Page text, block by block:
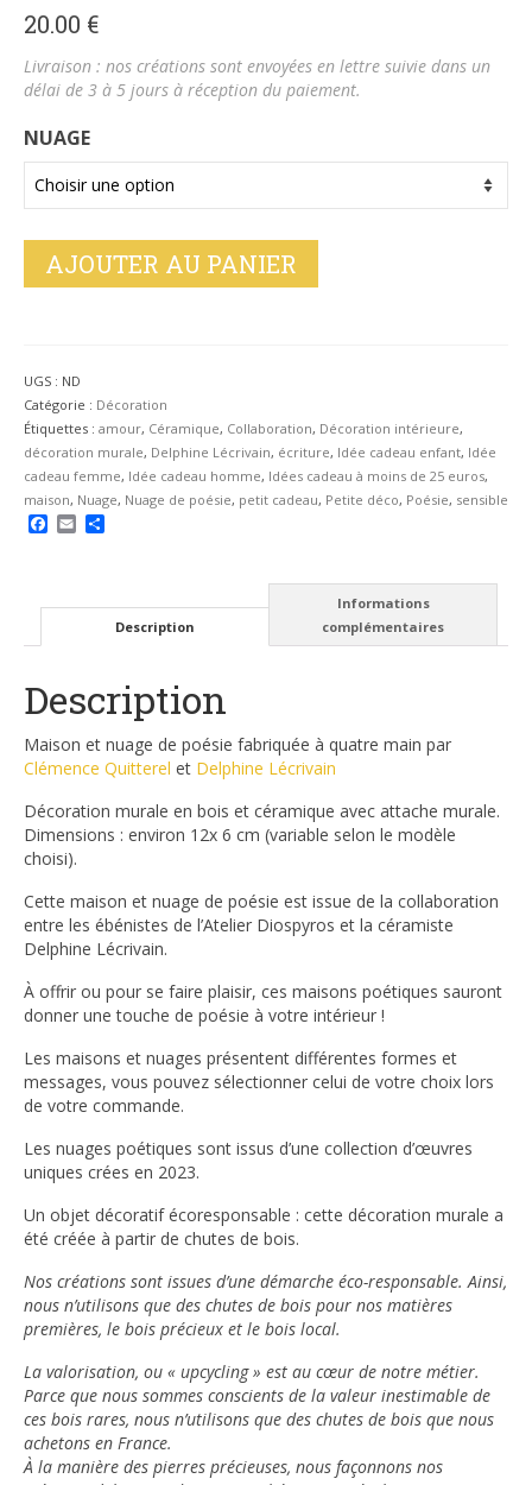
20.00 €
Livraison : nos créations sont envoyées en lettre suivie dans un
délai de 3 à 5 jours à réception du paiement.
NUAGE
AJOUTER AU PANIER
UGS : ND
Catégorie : Décoration
Étiquettes : amour, Céramique, Collaboration, Décoration intérieure,
décoration murale, Delphine Lécrivain, écriture, Idée cadeau enfant, Idée
cadeau femme, Idée cadeau homme, Idées cadeau à moins de 25 euros,
maison, Nuage, Nuage de poésie, petit cadeau, Petite déco, Poésie, sensible
Facebook
Email
Description
Informations
complémentaires
Description
Maison et nuage de poésie fabriquée à quatre main par
Clémence Quitterel et Delphine Lécrivain
Décoration murale en bois et céramique avec attache murale.
Dimensions : environ 12x 6 cm (variable selon le modèle
choisi).
Cette maison et nuage de poésie est issue de la collaboration
entre les ébénistes de l’Atelier Diospyros et la céramiste
Delphine Lécrivain.
À offrir ou pour se faire plaisir, ces maisons poétiques sauront
donner une touche de poésie à votre intérieur !
Les maisons et nuages présentent différentes formes et
messages, vous pouvez sélectionner celui de votre choix lors
de votre commande.
Les nuages poétiques sont issus d’une collection d’œuvres
uniques crées en 2023.
Un objet décoratif écoresponsable : cette décoration murale a
été créée à partir de chutes de bois.
Nos créations sont issues d’une démarche éco-responsable. Ainsi,
nous n’utilisons que des chutes de bois pour nos matières
premières, le bois précieux et le bois local.
La valorisation, ou « upcycling » est au cœur de notre métier.
Parce que nous sommes conscients de la valeur inestimable de
ces bois rares, nous n’utilisons que des chutes de bois que nous
achetons en France.
À la manière des pierres précieuses, nous façonnons nos